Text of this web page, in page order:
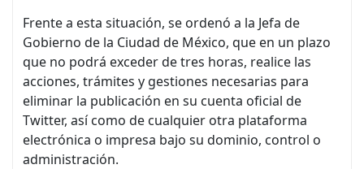
Frente a esta situación, se ordenó a la Jefa de
Gobierno de la Ciudad de México, que en un plazo
que no podrá exceder de tres horas, realice las
acciones, trámites y gestiones necesarias para
eliminar la publicación en su cuenta oficial de
Twitter, así como de cualquier otra plataforma
electrónica o impresa bajo su dominio, control o
administración.